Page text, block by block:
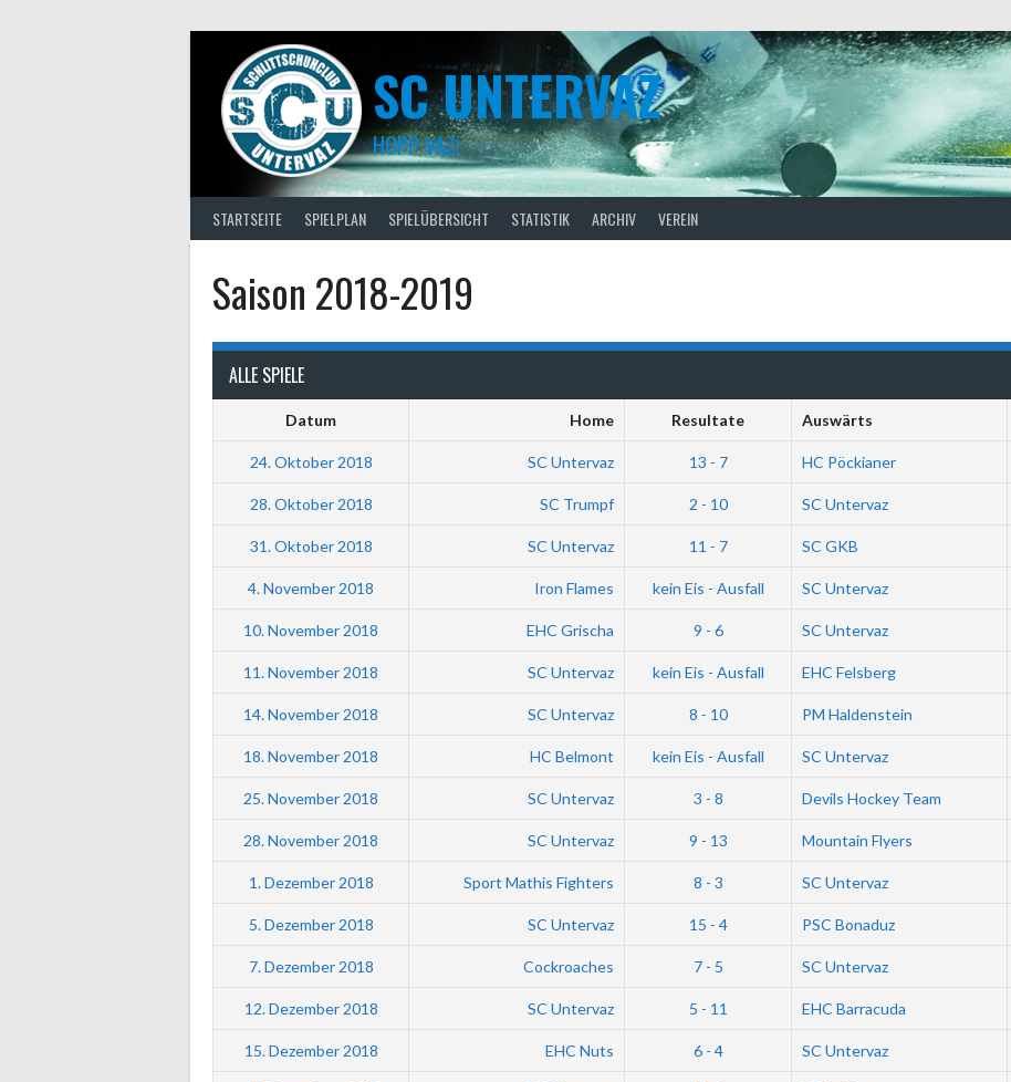
SC UNTERVAZ
HOPP VAZ!
STARTSEITE SPIELPLAN SPIELÜBERSICHT STATISTIK ARCHIV VEREIN
Saison 2018-2019
ALLE SPIELE
Datum Home Resultate Auswärts
24. Oktober 2018 SC Untervaz 13 - 7 HC Pöckianer
28. Oktober 2018 SC Trumpf 2 - 10 SC Untervaz
31. Oktober 2018 SC Untervaz 11 - 7 SC GKB
4. November 2018 Iron Flames kein Eis - Ausfall SC Untervaz
10. November 2018 EHC Grischa 9 - 6 SC Untervaz
11. November 2018 SC Untervaz kein Eis - Ausfall EHC Felsberg
14. November 2018 SC Untervaz 8 - 10 PM Haldenstein
18. November 2018 HC Belmont kein Eis - Ausfall SC Untervaz
25. November 2018 SC Untervaz 3 - 8 Devils Hockey Team
28. November 2018 SC Untervaz 9 - 13 Mountain Flyers
1. Dezember 2018 Sport Mathis Fighters 8 - 3 SC Untervaz
5. Dezember 2018 SC Untervaz 15 - 4 PSC Bonaduz
7. Dezember 2018 Cockroaches 7 - 5 SC Untervaz
12. Dezember 2018 SC Untervaz 5 - 11 EHC Barracuda
15. Dezember 2018 EHC Nuts 6 - 4 SC Untervaz